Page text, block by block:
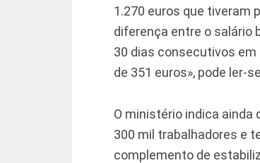
1.270 euros que tiveram
diferença entre o salário
30 dias consecutivos em
de 351 euros», pode ler-
O ministério indica ainda
300 mil trabalhadores e
complemento de